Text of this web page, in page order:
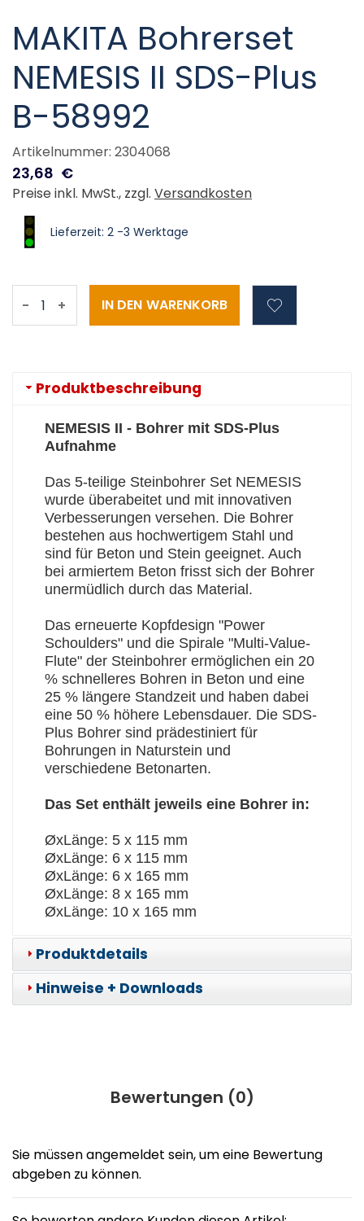
MAKITA Bohrerset
NEMESIS II SDS-Plus
B-58992
Artikelnummer: 2304068
23,68 €
Preise inkl. MwSt., zzgl. Versandkosten
Lieferzeit: 2 -3 Werktage
- +
Produktbeschreibung
NEMESIS II - Bohrer mit SDS-Plus
Aufnahme
Das 5-teilige Steinbohrer Set NEMESIS
wurde überabeitet und mit innovativen
Verbesserungen versehen. Die Bohrer
bestehen aus hochwertigem Stahl und
sind für Beton und Stein geeignet. Auch
bei armiertem Beton frisst sich der Bohrer
unermüdlich durch das Material.
Das erneuerte Kopfdesign "Power
Schoulders" und die Spirale "Multi-Value-
Flute" der Steinbohrer ermöglichen ein 20
% schnelleres Bohren in Beton und eine
25 % längere Standzeit und haben dabei
eine 50 % höhere Lebensdauer. Die SDS-
Plus Bohrer sind prädestiniert für
Bohrungen in Naturstein und
verschiedene Betonarten.
Das Set enthält jeweils eine Bohrer in:
ØxLänge: 5 x 115 mm
ØxLänge: 6 x 115 mm
ØxLänge: 6 x 165 mm
ØxLänge: 8 x 165 mm
ØxLänge: 10 x 165 mm
Produktdetails
Hinweise + Downloads
Bewertungen (0)
Sie müssen angemeldet sein, um eine Bewertung
abgeben zu können.